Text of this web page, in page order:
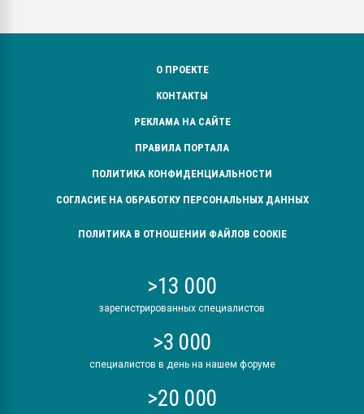
О ПРОЕКТЕ
КОНТАКТЫ
РЕКЛАМА НА САЙТЕ
ПРАВИЛА ПОРТАЛА
ПОЛИТИКА КОНФИДЕНЦИАЛЬНОСТИ
СОГЛАСИЕ НА ОБРАБОТКУ ПЕРСОНАЛЬНЫХ ДАННЫХ
ПОЛИТИКА В ОТНОШЕНИИ ФАЙЛОВ COOKIE
>13 000
зарегистрированных специалистов
>3 000
специалистов в день на нашем форуме
>20 000